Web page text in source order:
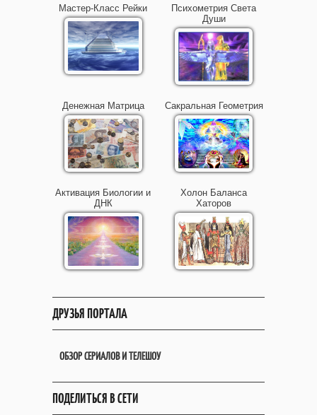
Мастер-Класс Рейки
Психометрия Света
Души
Денежная Матрица Сакральная Геометрия
Активация Биологии и
ДНК
Холон Баланса
Хаторов
ДРУЗЬЯ ПОРТАЛА
ОБЗОР СЕРИАЛОВ И ТЕЛЕШОУ
ПОДЕЛИТЬСЯ В СЕТИ